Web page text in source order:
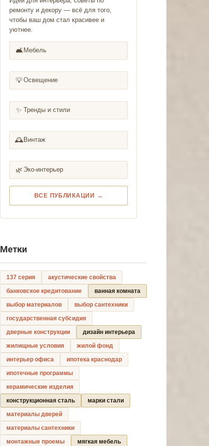
ремонту и декору — всё для того,
чтобы ваш дом стал красивее и
уютнее.
🛋️ Мебель
💡Освещение
✨ Тренды и стили
🕰️ Винтаж
🌿 Эко-интерьер
ВСЕ ПУБЛИКАЦИИ →
Метки
137 серия
акустические свойства
банковское кредитование
ванная комната
выбор материалов
выбор сантехники
государственная субсидия
дверные конструкции
дизайн интерьера
жилищные условия
жилой фонд
интерьер офиса
ипотека краснодар
ипотечные программы
керамические изделия
конструкционная сталь
марки стали
материалы дверей
материалы сантехники
монтажные проемы
мягкая мебель